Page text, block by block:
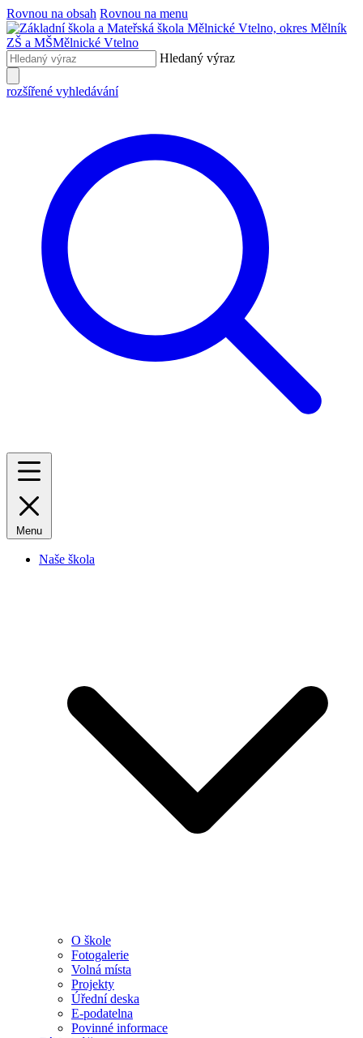
Rovnou na obsah Rovnou na menu
ZŠ a MŠMělnické Vtelno
Hledaný výraz
rozšířené vyhledávání
Menu
Naše škola
O škole
Fotogalerie
Volná místa
Projekty
Úřední deska
E-podatelna
Povinné informace